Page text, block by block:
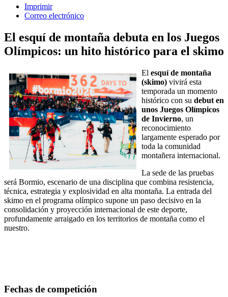
Imprimir
Correo electrónico
El esquí de montaña debuta en los Juegos
Olímpicos: un hito histórico para el skimo
El esquí de montaña
(skimo) vivirá esta
temporada un momento
histórico con su debut en
unos Juegos Olímpicos
de Invierno, un
reconocimiento
largamente esperado por
toda la comunidad
montañera internacional.
La sede de las pruebas
será Bormio, escenario de una disciplina que combina resistencia,
técnica, estrategia y explosividad en alta montaña. La entrada del
skimo en el programa olímpico supone un paso decisivo en la
consolidación y proyección internacional de este deporte,
profundamente arraigado en los territorios de montaña como el
nuestro.
Fechas de competición